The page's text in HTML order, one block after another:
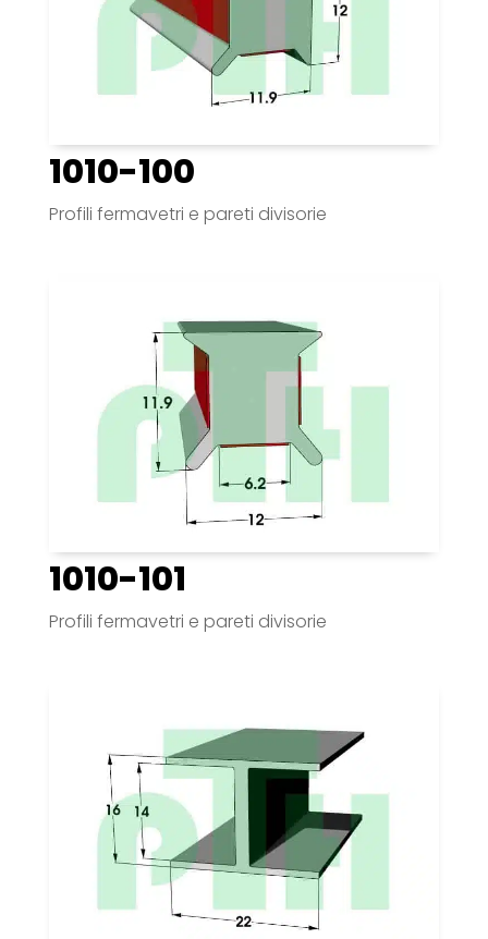
1010-100
Profili fermavetri e pareti divisorie
1010-101
Profili fermavetri e pareti divisorie